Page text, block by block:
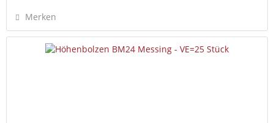
Merken